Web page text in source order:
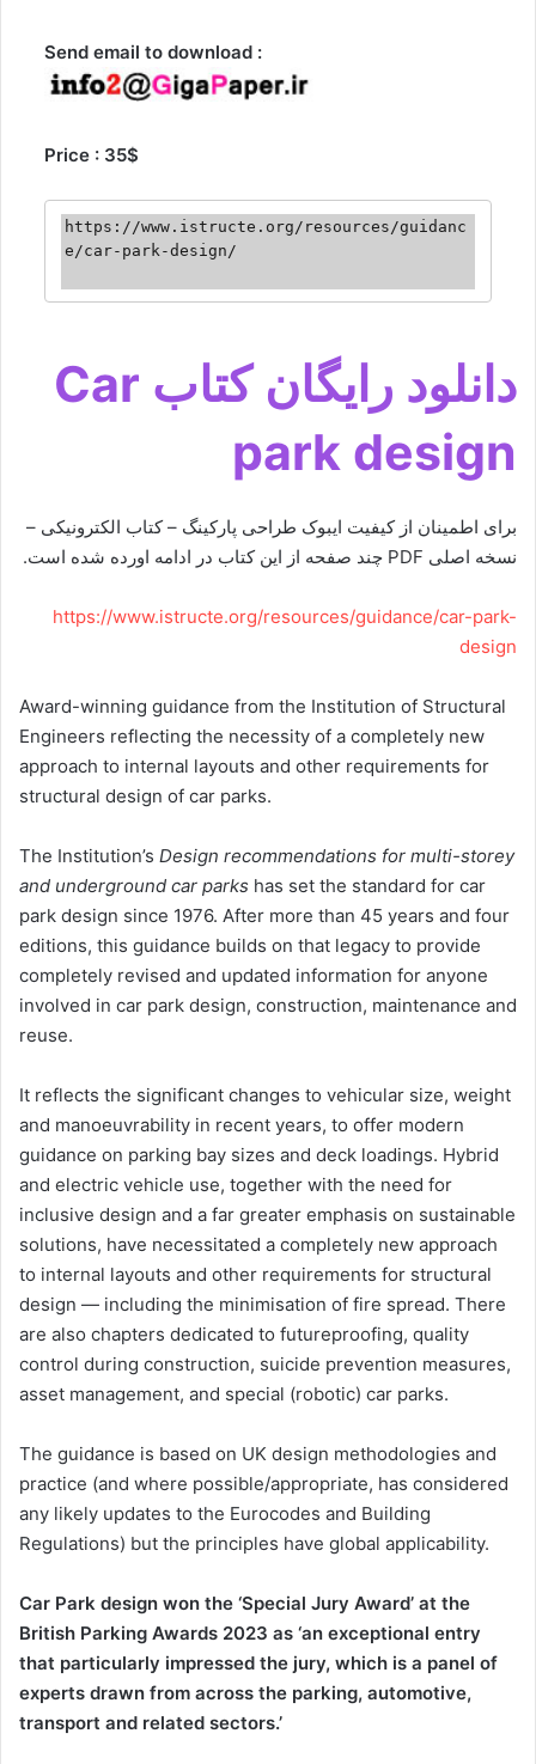
Send email to download :
Price : 35$
https://www.istructe.org/resources/guidanc
e/car-park-design/
دانلود رایگان کتاب Car
park design
برای اطمینان از کیفیت ایبوک طراحی پارکینگ – کتاب الکترونیکی –
نسخه اصلی PDF چند صفحه از این کتاب در ادامه اورده شده است.
https://www.istructe.org/resources/guidance/car-park-
design
Award-winning guidance from the Institution of Structural
Engineers reflecting the necessity of a completely new
approach to internal layouts and other requirements for
structural design of car parks.
The Institution’s Design recommendations for multi-storey
and underground car parks has set the standard for car
park design since 1976. After more than 45 years and four
editions, this guidance builds on that legacy to provide
completely revised and updated information for anyone
involved in car park design, construction, maintenance and
reuse.
It reflects the significant changes to vehicular size, weight
and manoeuvrability in recent years, to offer modern
guidance on parking bay sizes and deck loadings. Hybrid
and electric vehicle use, together with the need for
inclusive design and a far greater emphasis on sustainable
solutions, have necessitated a completely new approach
to internal layouts and other requirements for structural
design — including the minimisation of fire spread. There
are also chapters dedicated to futureproofing, quality
control during construction, suicide prevention measures,
asset management, and special (robotic) car parks.
The guidance is based on UK design methodologies and
practice (and where possible/appropriate, has considered
any likely updates to the Eurocodes and Building
Regulations) but the principles have global applicability.
Car Park design won the ‘Special Jury Award’ at the
British Parking Awards 2023 as ‘an exceptional entry
that particularly impressed the jury, which is a panel of
experts drawn from across the parking, automotive,
transport and related sectors.’